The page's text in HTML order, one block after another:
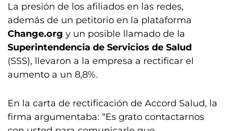
La presión de los afiliados en las redes,
además de un petitorio en la plataforma
Change.org y un posible llamado de la
Superintendencia de Servicios de Salud
(SSS), llevaron a la empresa a rectificar el
aumento a un 8,8%.
En la carta de rectificación de Accord Salud, la
firma argumentaba: “Es grato contactarnos